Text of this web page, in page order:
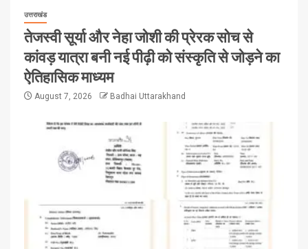
उत्तराखंड
तेजस्वी सूर्या और नेहा जोशी की प्रेरक सोच से
कांवड़ यात्रा बनी नई पीढ़ी को संस्कृति से जोड़ने का
ऐतिहासिक माध्यम
August 7, 2026 Badhai Uttarakhand